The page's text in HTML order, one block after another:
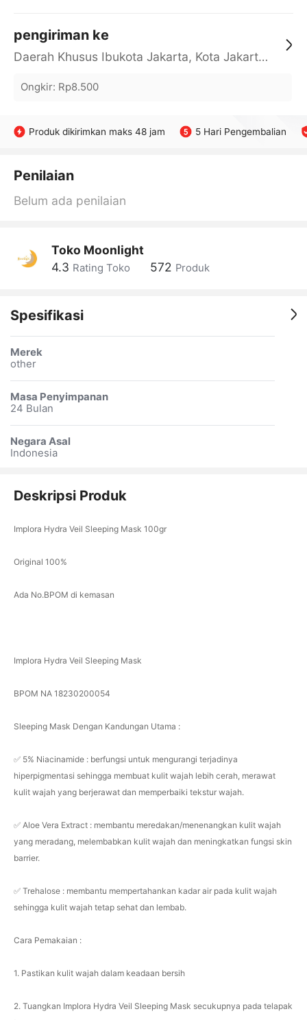
pengiriman ke
Daerah Khusus Ibukota Jakarta, Kota Jakarta Barat, Cengkareng, yy
Ongkir: Rp8.500
Produk dikirimkan maks 48 jam 5 Hari Pengembalian
Penilaian
Belum ada penilaian
Toko Moonlight
4.3 Rating Toko 572 Produk
Spesifikasi
Merek
other
Masa Penyimpanan
24 Bulan
Negara Asal
Indonesia
Deskripsi Produk
Implora Hydra Veil Sleeping Mask 100gr
Original 100%
Ada No.BPOM di kemasan
Implora Hydra Veil Sleeping Mask
BPOM NA 18230200054
Sleeping Mask Dengan Kandungan Utama :
✅ 5% Niacinamide : berfungsi untuk mengurangi terjadinya
hiperpigmentasi sehingga membuat kulit wajah lebih cerah, merawat
kulit wajah yang berjerawat dan memperbaiki tekstur wajah.
✅ Aloe Vera Extract : membantu meredakan/menenangkan kulit wajah
yang meradang, melembabkan kulit wajah dan meningkatkan fungsi skin
barrier.
✅ Trehalose : membantu mempertahankan kadar air pada kulit wajah
sehingga kulit wajah tetap sehat dan lembab.
Cara Pemakaian :
1. Pastikan kulit wajah dalam keadaan bersih
2. Tuangkan Implora Hydra Veil Sleeping Mask secukupnya pada telapak